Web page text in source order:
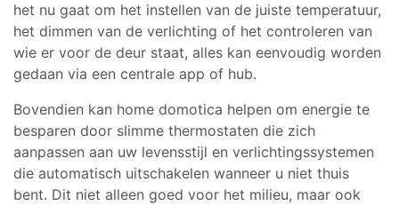
het nu gaat om het instellen van de juiste temperatuur,
het dimmen van de verlichting of het controleren van
wie er voor de deur staat, alles kan eenvoudig worden
gedaan via een centrale app of hub.
Bovendien kan home domotica helpen om energie te
besparen door slimme thermostaten die zich
aanpassen aan uw levensstijl en verlichtingssystemen
die automatisch uitschakelen wanneer u niet thuis
bent. Dit niet alleen goed voor het milieu, maar ook